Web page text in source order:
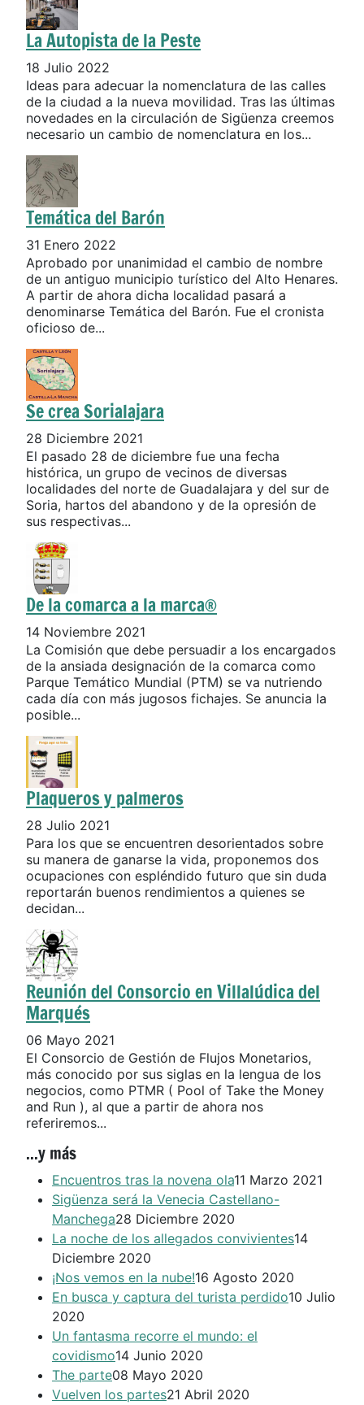
La Autopista de la Peste
18 Julio 2022
Ideas para adecuar la nomenclatura de las calles
de la ciudad a la nueva movilidad. Tras las últimas
novedades en la circulación de Sigüenza creemos
necesario un cambio de nomenclatura en los...
Temática del Barón
31 Enero 2022
Aprobado por unanimidad el cambio de nombre
de un antiguo municipio turístico del Alto Henares.
A partir de ahora dicha localidad pasará a
denominarse Temática del Barón. Fue el cronista
oficioso de...
Se crea Sorialajara
28 Diciembre 2021
El pasado 28 de diciembre fue una fecha
histórica, un grupo de vecinos de diversas
localidades del norte de Guadalajara y del sur de
Soria, hartos del abandono y de la opresión de
sus respectivas...
De la comarca a la marca®
14 Noviembre 2021
La Comisión que debe persuadir a los encargados
de la ansiada designación de la comarca como
Parque Temático Mundial (PTM) se va nutriendo
cada día con más jugosos fichajes. Se anuncia la
posible...
Plaqueros y palmeros
28 Julio 2021
Para los que se encuentren desorientados sobre
su manera de ganarse la vida, proponemos dos
ocupaciones con espléndido futuro que sin duda
reportarán buenos rendimientos a quienes se
decidan...
Reunión del Consorcio en Villalúdica del
Marqués
06 Mayo 2021
El Consorcio de Gestión de Flujos Monetarios,
más conocido por sus siglas en la lengua de los
negocios, como PTMR ( Pool of Take the Money
and Run ), al que a partir de ahora nos
referiremos...
...y más
Encuentros tras la novena ola11 Marzo 2021
Sigüenza será la Venecia Castellano-
Manchega28 Diciembre 2020
La noche de los allegados convivientes14
Diciembre 2020
¡Nos vemos en la nube!16 Agosto 2020
En busca y captura del turista perdido10 Julio
2020
Un fantasma recorre el mundo: el
covidismo14 Junio 2020
The parte08 Mayo 2020
Vuelven los partes21 Abril 2020